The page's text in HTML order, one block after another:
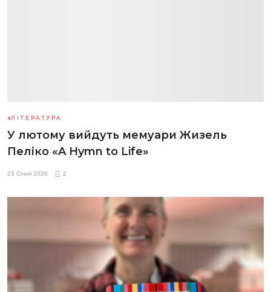
ЛІТЕРАТУРА
У лютому вийдуть мемуари Жизель
Пеліко «A Hymn to Life»
23 Січня 2026 2